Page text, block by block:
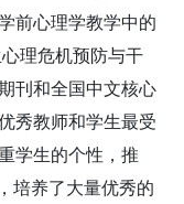
前心理学教学中的
理危机预防与干
刊和全国中文核心
秀教师和学生最受
学生的个性，推
培养了大量优秀的